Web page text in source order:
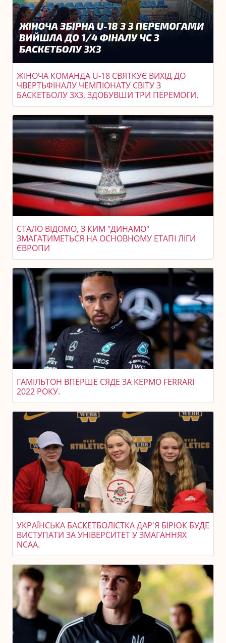
ЖІНОЧА КОМАНДА U-18 СВЯТКУЄ ВИХІД ДО
ЧВЕРТЬФІНАЛУ ЧЕМПІОНАТУ СВІТУ З
БАСКЕТБОЛУ 3X3, ЗДОБУВШИ ТРИ ПЕРЕМОГИ.
СТАЛО ВІДОМО, З КИМ "ДИНАМО"
ЗМАГАТИМЕТЬСЯ НА ОСНОВНОМУ ЕТАПІ ЛІГИ
ЄВРОПИ
ГАМІЛЬТОН ВПЕРШЕ СЯДЕ ЗА КЕРМО FERRARI
2022 РОКУ.
УКРАЇНСЬКА БАСКЕТБОЛІСТКА ДАР'Я БІРЮК БУДЕ
ВИСТУПАТИ ЗА УНІВЕРСИТЕТ У ЗМАГАННЯХ
NCAA.